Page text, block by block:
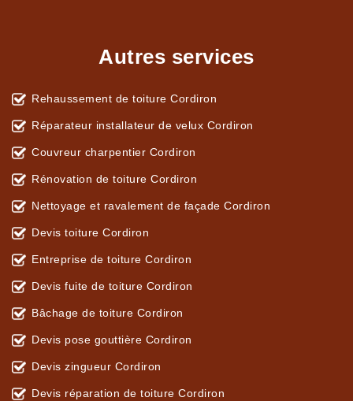
Autres services
Rehaussement de toiture Cordiron
Réparateur installateur de velux Cordiron
Couvreur charpentier Cordiron
Rénovation de toiture Cordiron
Nettoyage et ravalement de façade Cordiron
Devis toiture Cordiron
Entreprise de toiture Cordiron
Devis fuite de toiture Cordiron
Bâchage de toiture Cordiron
Devis pose gouttière Cordiron
Devis zingueur Cordiron
Devis réparation de toiture Cordiron